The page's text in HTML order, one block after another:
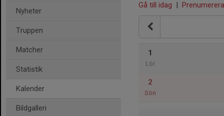
Nyheter
Truppen
Matcher
Statistik
Kalender
Bildgalleri
Gå till idag | Prenumerera
1
Lör
2
Sön